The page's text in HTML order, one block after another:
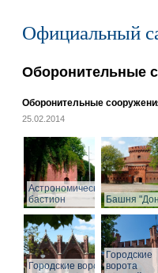
Официальный
Оборонительные
Оборонительные
25.02.2014
Астрономический
бастион
Башня
Городские ворота
Городские
ворота